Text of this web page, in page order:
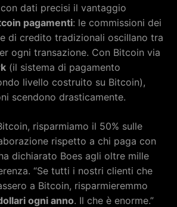
dati precisi il vantaggio
pagamenti: le commissioni dei
di credito tradizionali oscillano tra
ogni transazione. Con Bitcoin via
(il sistema di pagamento
livello costruito su Bitcoin),
scendono drasticamente.
risparmiamo il 50% sulle
rispetto a chi paga con
dichiarato Boes agli oltre mille
“Se tutti i nostri clienti che
a Bitcoin, risparmieremmo
ogni anno. Il che è enorme.”